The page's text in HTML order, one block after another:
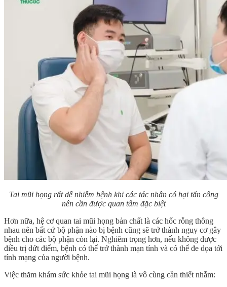
Tai mũi họng rất dễ nhiễm bệnh khi các tác nhân có hại tấn công
nên cần được quan tâm đặc biệt
Hơn nữa, hệ cơ quan tai mũi họng bản chất là các hốc rỗng thông
nhau nên bất cứ bộ phận nào bị bệnh cũng sẽ trở thành nguy cơ gây
bệnh cho các bộ phận còn lại. Nghiêm trọng hơn, nếu không được
điều trị dứt điểm, bệnh có thể trở thành mạn tính và có thể đe dọa tới
tính mạng của người bệnh.
Việc thăm khám sức khỏe tai mũi họng là vô cùng cần thiết nhằm: